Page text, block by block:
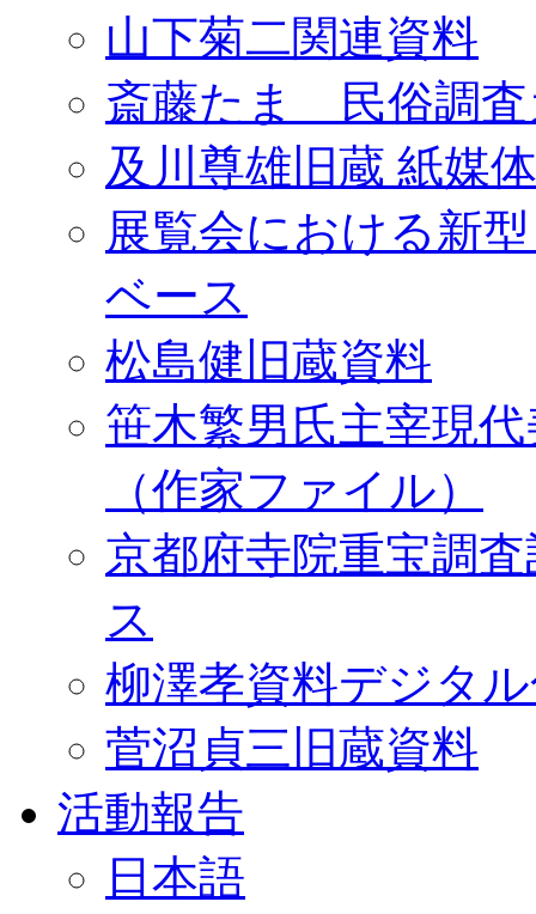
山下菊二関連資料
斎藤たま 民俗調査
及川尊雄旧蔵 紙媒
展覧会における新
ベース
松島健旧蔵資料
笹木繁男氏主宰現
（作家ファイル）
京都府寺院重宝調
ス
柳澤孝資料デジタ
菅沼貞三旧蔵資料
活動報告
日本語